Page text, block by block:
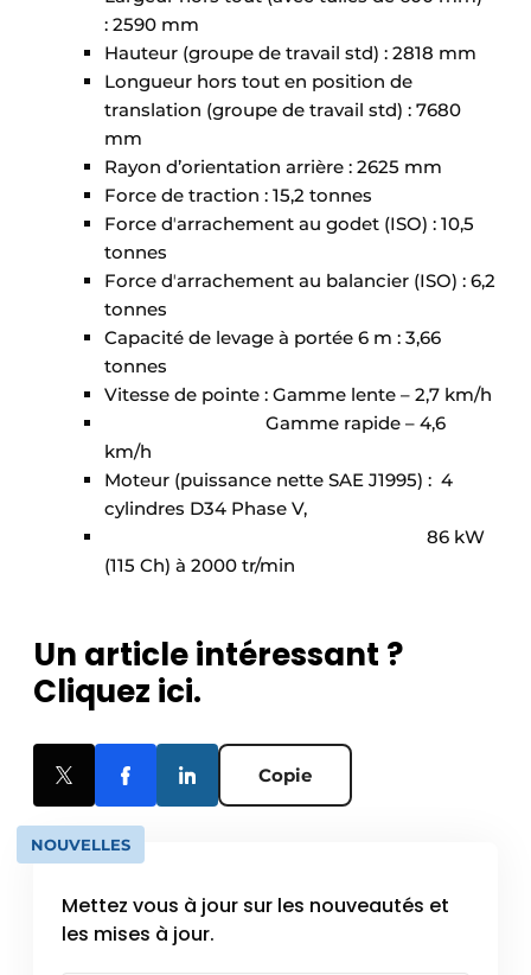
: 2590 mm
Hauteur (groupe de travail std) : 2818 mm
Longueur hors tout en position de
translation (groupe de travail std) : 7680
mm
Rayon d’orientation arrière : 2625 mm
Force de traction : 15,2 tonnes
Force dʼarrachement au godet (ISO) : 10,5
tonnes
Force dʼarrachement au balancier (ISO) : 6,2
tonnes
Capacité de levage à portée 6 m : 3,66
tonnes
Vitesse de pointe : Gamme lente – 2,7 km/h
Gamme rapide – 4,6
km/h
Moteur (puissance nette SAE J1995) : 4
cylindres D34 Phase V,
86 kW
(115 Ch) à 2000 tr/min
Un article intéressant ?
Cliquez ici.
Copie
NOUVELLES
Mettez vous à jour sur les nouveautés et
les mises à jour.